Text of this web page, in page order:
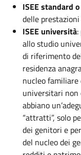
ISEE standard
delle
ISEE università
allo studio
di riferimento
residenza
nucleo
universitari non
abbiano
“attratti”, solo
dei genitori e
del nucleo dei